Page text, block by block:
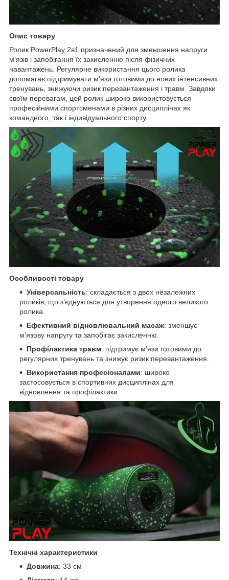
Опис товару
Ролик PowerPlay 2в1 призначений для зменшення напруги
м’язів і запобігання їх закисленню після фізичних
навантажень. Регулярне використання цього ролика
допомагає підтримувати м’язи готовими до нових інтенсивних
тренувань, знижуючи ризик перевантаження і травм. Завдяки
своїм перевагам, цей ролик широко використовується
професійними спортсменами в різних дисциплінах як
командного, так і індивідуального спорту.
Особливості товару
Універсальність: складається з двох незалежних
роликів, що з’єднуються для утворення одного великого
ролика.
Ефективний відновлювальний масаж: зменшує
м’язову напругу та запобігає закисленню.
Профілактика травм: підтримує м’язи готовими до
регулярних тренувань та знижує ризик перевантаження.
Використання професіоналами: широко
застосовується в спортивних дисциплінах для
відновлення та профілактики.
Технічні характеристики
Довжина: 33 см